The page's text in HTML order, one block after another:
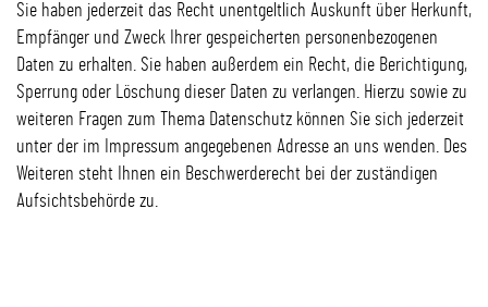
Sie haben jederzeit das Recht unentgeltlich Auskunft über Herkunft,
Empfänger und Zweck Ihrer gespeicherten personenbezogenen
Daten zu erhalten. Sie haben außerdem ein Recht, die Berichtigung,
Sperrung oder Löschung dieser Daten zu verlangen. Hierzu sowie zu
weiteren Fragen zum Thema Datenschutz können Sie sich jederzeit
unter der im Impressum angegebenen Adresse an uns wenden. Des
Weiteren steht Ihnen ein Beschwerderecht bei der zuständigen
Aufsichtsbehörde zu.